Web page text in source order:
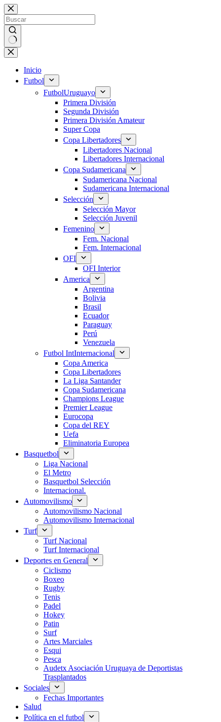
Saltar
al
contenido
Sin
resultados
Inicio
Futbol
FutbolUruguayo
Primera División
Segunda División
Primera División Amateur
Super Copa
Copa Libertadores
Libertadores Nacional
Libertadores Internacional
Copa Sudamericana
Sudamericana Nacional
Sudamericana Internacional
Selección
Selección Mayor
Selección Juvenil
Femenino
Fem. Nacional
Fem. Internacional
OFI
OFI Interior
America
Argentina
Bolivia
Brasil
Ecuador
Paraguay
Perú
Venezuela
Futbol IntInternacional
Copa America
Copa Libertadores
La Liga Santander
Copa Sudamericana
Champions League
Premier League
Eurocopa
Copa del REY
Uefa
Eliminatoria Europea
Basquetbol
Liga Nacional
El Metro
Basquetbol Selección
Internacional.
Automovilismo
Automovilismo Nacional
Automovilismo Internacional
Turf
Turf Nacional
Turf Internacional
Deportes en General
Ciclismo
Boxeo
Rugby
Tenis
Padel
Hokey
Patin
Surf
Artes Marciales
Esqui
Pesca
Audetx Asociación Uruguaya de Deportistas
Trasplantados
Sociales
Fechas Importantes
Salud
Política en el futbol